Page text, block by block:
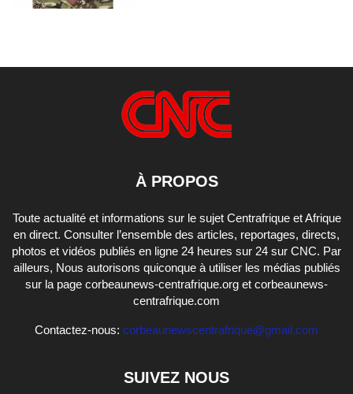
À PROPOS
Toute actualité et informations sur le sujet Centrafrique et Afrique
en direct. Consulter l’ensemble des articles, reportages, directs,
photos et vidéos publiés en ligne 24 heures sur 24 sur CNC. Par
ailleurs, Nous autorisons quiconque à utiliser les médias publiés
sur la page corbeaunews-centrafrique.org et corbeaunews-
centrafrique.com
Contactez-nous: corbeaunewscentrafrique@gmail.com
SUIVEZ NOUS